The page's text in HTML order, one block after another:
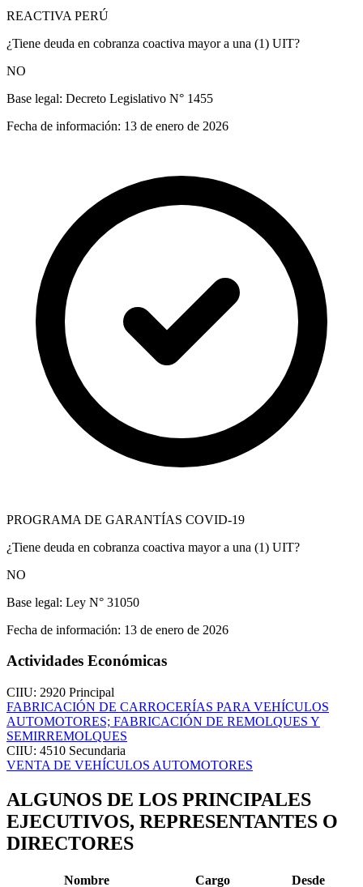
REACTIVA PERÚ
¿Tiene deuda en cobranza coactiva mayor a una (1) UIT?
NO
Base legal: Decreto Legislativo N° 1455
Fecha de información: 13 de enero de 2026
PROGRAMA DE GARANTÍAS COVID-19
¿Tiene deuda en cobranza coactiva mayor a una (1) UIT?
NO
Base legal: Ley N° 31050
Fecha de información: 13 de enero de 2026
Actividades Económicas
CIIU: 2920 Principal
FABRICACIÓN DE CARROCERÍAS PARA VEHÍCULOS
AUTOMOTORES; FABRICACIÓN DE REMOLQUES Y
SEMIRREMOLQUES
CIIU: 4510 Secundaria
VENTA DE VEHÍCULOS AUTOMOTORES
ALGUNOS DE LOS PRINCIPALES
EJECUTIVOS, REPRESENTANTES O
DIRECTORES
Nombre Cargo Desde